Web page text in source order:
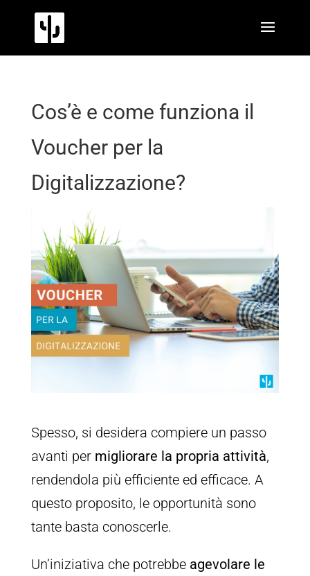
Cos’è e come funziona il
Voucher per la
Digitalizzazione?
Spesso, si desidera compiere un passo
avanti per migliorare la propria attività,
rendendola più efficiente ed efficace. A
questo proposito, le opportunità sono
tante basta conoscerle.
Un’iniziativa che potrebbe agevolare le